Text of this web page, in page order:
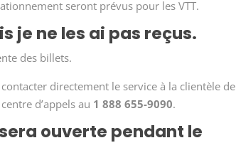
seront prévus pour les VTT.
je ne les ai pas reçus.
des billets.
directement le service à la clientèle de
d’appels au 1 888 655-9090.
ouverte pendant le